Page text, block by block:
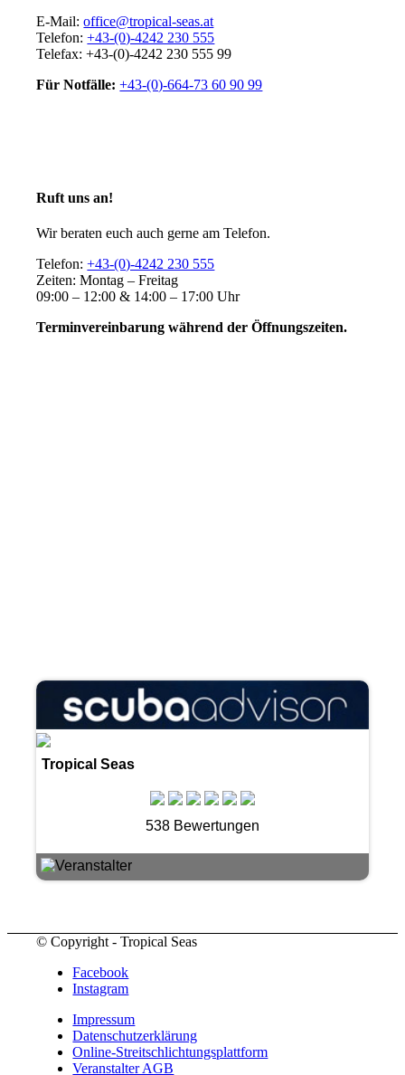
E-Mail:office@tropical-seas.at
Telefon:+43-(0)-4242 230 555
Telefax: +43-(0)-4242 230 555 99
Für Notfälle: +43-(0)-664-73 60 90 99
Ruft uns an!
Wir beraten euch auch gerne am Telefon.
Telefon:+43-(0)-4242 230 555
Zeiten: Montag – Freitag
09:00 – 12:00 & 14:00 – 17:00 Uhr
Terminvereinbarung während der Öffnungszeiten.
Tropical Seas
538 Bewertungen
© Copyright - Tropical Seas
Facebook
Instagram
Impressum
Datenschutzerklärung
Online-Streitschlichtungsplattform
Veranstalter AGB